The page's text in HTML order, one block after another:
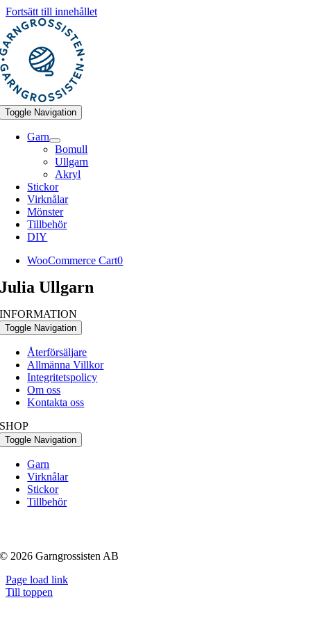
Fortsätt till innehållet
Toggle Navigation
Garn
Bomull
Ullgarn
Akryl
Stickor
Virknålar
Mönster
Tillbehör
DIY
WooCommerce Cart0
Julia Ullgarn
INFORMATION
Toggle Navigation
Återförsäljare
Allmänna Villkor
Integritetspolicy
Om oss
Kontakta oss
SHOP
Toggle Navigation
Garn
Virknålar
Stickor
Tillbehör
© 2026 Garngrossisten AB
Page load link
Till toppen